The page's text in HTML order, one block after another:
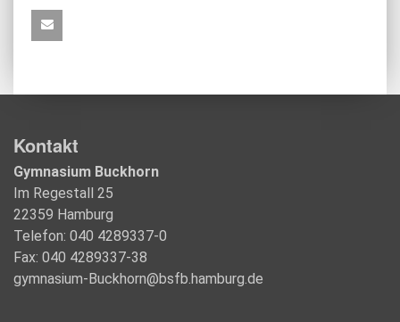
Kontakt
Gymnasium Buckhorn
Im Regestall 25
22359 Hamburg
Telefon: 040 4289337-0
Fax: 040 4289337-38
gymnasium-Buckhorn@bsfb.hamburg.de